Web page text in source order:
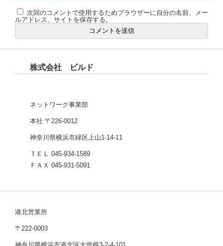
次回のコメントで使用するためブラウザーに自分の名前、メー
ルアドレス、サイトを保存する。
株式会社 ビルド
ネットワーク事業部
本社 〒226-0012
神奈川県横浜市緑区上山1-14-11
ＴＥＬ 045-934-1589
ＦＡＸ 045-931-5091
港北営業所
〒222-0003